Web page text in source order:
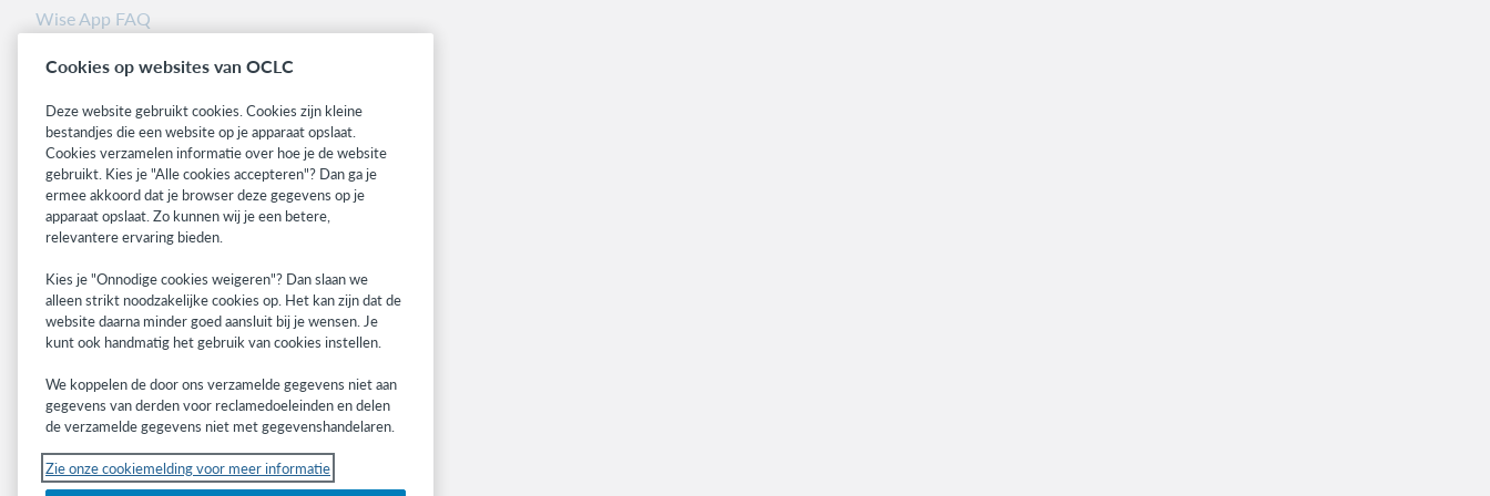
Wise App FAQ
Status dashboards
Gerelateerde sites
OCLC.org
BibFormats
Community
Research
Developer Network
Blijf op de hoogte
Ontvang de laatste informatie over onze
producten, onderzoeken, evenementen en
nog veel meer.
Ik meld me aan
Cookies op websites van OCLC
Deze website gebruikt cookies. Cookies zijn kleine
bestandjes die een website op je apparaat opslaat.
Cookies verzamelen informatie over hoe je de website
gebruikt. Kies je "Alle cookies accepteren"? Dan ga je
ermee akkoord dat je browser deze gegevens op je
apparaat opslaat. Zo kunnen wij je een betere,
relevantere ervaring bieden.
Kies je "Onnodige cookies weigeren"? Dan slaan we
alleen strikt noodzakelijke cookies op. Het kan zijn dat de
website daarna minder goed aansluit bij je wensen. Je
kunt ook handmatig het gebruik van cookies instellen.
We koppelen de door ons verzamelde gegevens niet aan
gegevens van derden voor reclamedoeleinden en delen
de verzamelde gegevens niet met gegevenshandelaren.
Zie onze cookiemelding voor meer informatie